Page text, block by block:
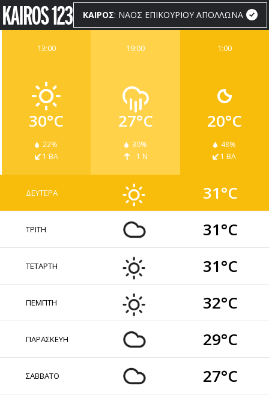
ΚΑΙΡΟΣ: ΝΑΟΣ ΕΠΙΚΟΥΡΙΟΥ ΑΠΟΛΛΩΝΑ
1:00
20°C
48%
1 ΒΑ
19:00
27°C
30%
1 Ν
13:00
30°C
22%
1 ΒΑ
ΔΕΥΤΕΡΑ 31°C
ΤΡΙΤΗ 31°C
ΤΕΤΑΡΤΗ 31°C
ΠΕΜΠΤΗ 32°C
ΠΑΡΑΣΚΕΥΗ 29°C
ΣΑΒΒΑΤΟ 27°C